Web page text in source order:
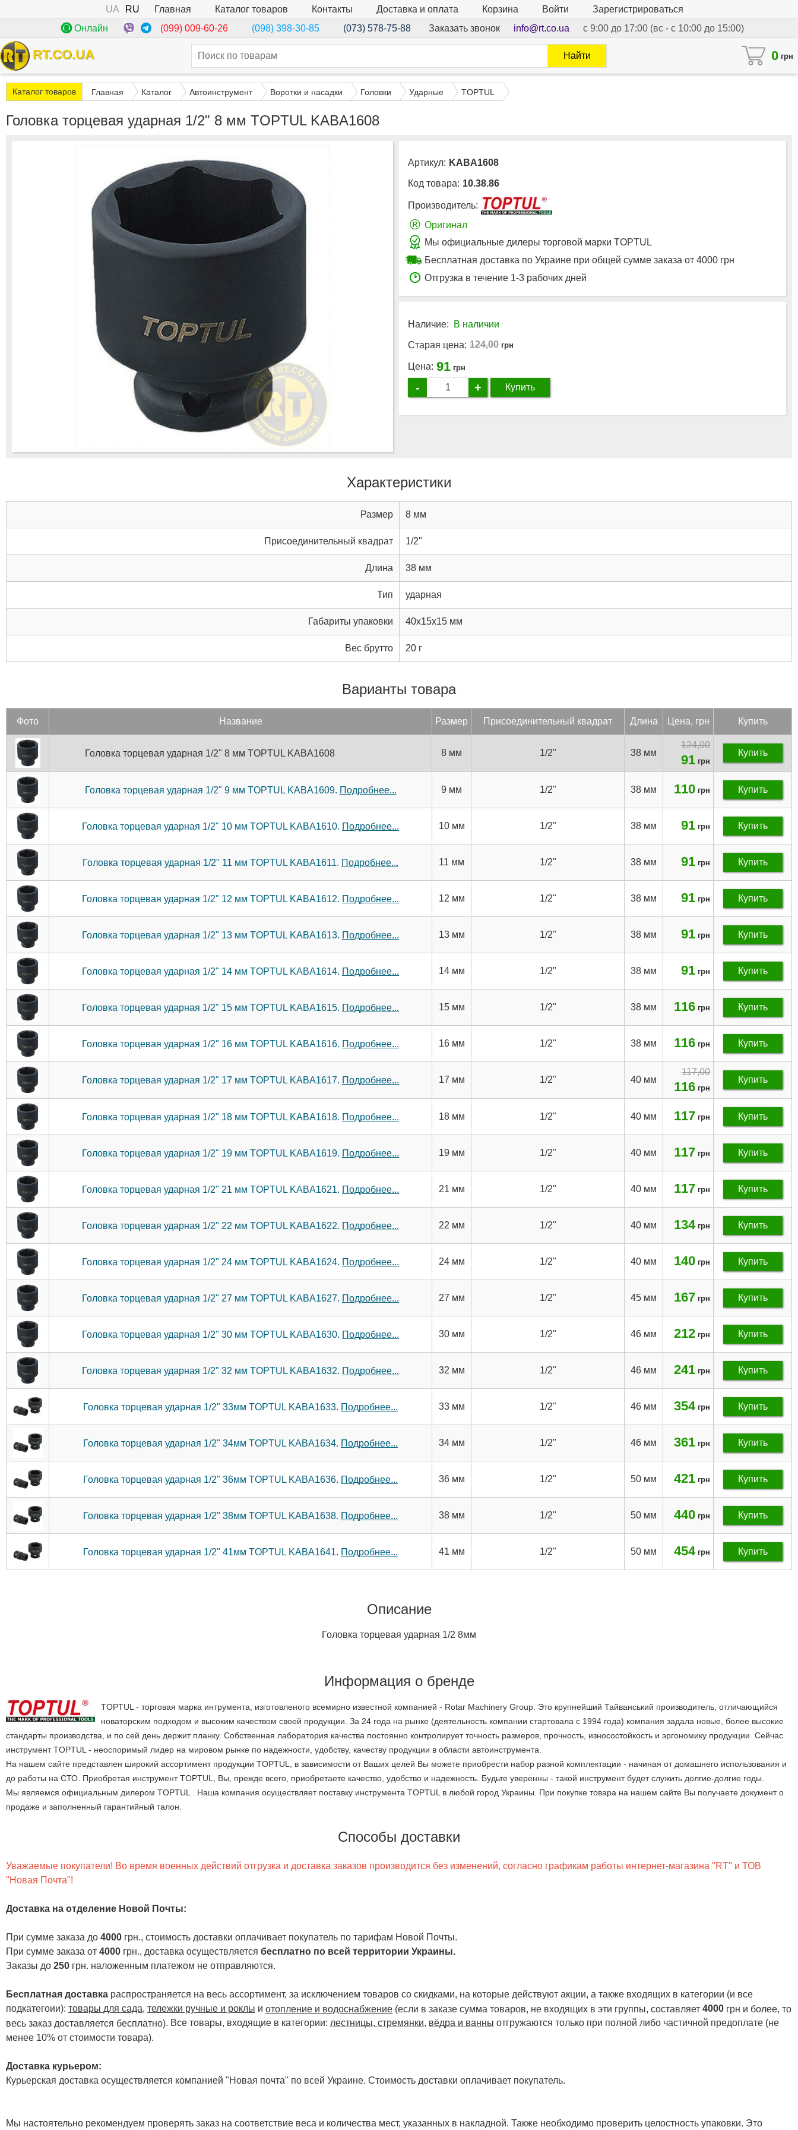
UA RU Главная Каталог товаров Контакты Доставка и оплата Корзина Войти
Зарегистрироваться
Онлайн
(099) 009-60-26 (098) 398-30-85 (073) 578-75-88 Заказать звонок info@rt.co.ua с 9:00 до 17:00 (вс - с 10:00 до 15:00)
RT.CO.UA 0 грн
Найти
Каталог товаров Главная Каталог Автоинструмент Воротки и насадки Головки Ударные TOPTUL
Головка торцевая ударная 1/2" 8 мм TOPTUL KABA1608
Артикул: KABA1608
Код товара: 10.38.86
Производитель:
® Оригинал
Мы официальные дилеры торговой марки TOPTUL
Бесплатная доставка по Украине при общей сумме заказа от 4000 грн
Отгрузка в течение 1-3 рабочих дней
Наличие: В наличии
Старая цена: 124,00 грн
Цена: 91 грн
- + Купить
Характеристики
Размер 8 мм
Присоединительный квадрат 1/2"
Длина 38 мм
Тип ударная
Габариты упаковки 40x15x15 мм
Вес брутто 20 г
Варианты товара
Фото Название Раз­мер При­со­еди­нитель­ный квад­рат Дли­на Цена, грн Купить
Головка торцевая ударная 1/2" 8 мм TOPTUL KABA1608 8 мм 1/2" 38 мм
124,00
91 грн
Купить
Головка торцевая ударная 1/2" 9 мм TOPTUL KABA1609. Подробнее... 9 мм 1/2" 38 мм 110 грн Купить
Головка торцевая ударная 1/2" 10 мм TOPTUL KABA1610. Подробнее... 10 мм 1/2" 38 мм 91 грн Купить
Головка торцевая ударная 1/2" 11 мм TOPTUL KABA1611. Подробнее... 11 мм 1/2" 38 мм 91 грн Купить
Головка торцевая ударная 1/2" 12 мм TOPTUL KABA1612. Подробнее... 12 мм 1/2" 38 мм 91 грн Купить
Головка торцевая ударная 1/2" 13 мм TOPTUL KABA1613. Подробнее... 13 мм 1/2" 38 мм 91 грн Купить
Головка торцевая ударная 1/2" 14 мм TOPTUL KABA1614. Подробнее... 14 мм 1/2" 38 мм 91 грн Купить
Головка торцевая ударная 1/2" 15 мм TOPTUL KABA1615. Подробнее... 15 мм 1/2" 38 мм 116 грн Купить
Головка торцевая ударная 1/2" 16 мм TOPTUL KABA1616. Подробнее... 16 мм 1/2" 38 мм 116 грн Купить
Головка торцевая ударная 1/2" 17 мм TOPTUL KABA1617. Подробнее... 17 мм 1/2" 40 мм
117,00
116 грн
Купить
Головка торцевая ударная 1/2" 18 мм TOPTUL KABA1618. Подробнее... 18 мм 1/2" 40 мм 117 грн Купить
Головка торцевая ударная 1/2" 19 мм TOPTUL KABA1619. Подробнее... 19 мм 1/2" 40 мм 117 грн Купить
Головка торцевая ударная 1/2" 21 мм TOPTUL KABA1621. Подробнее... 21 мм 1/2" 40 мм 117 грн Купить
Головка торцевая ударная 1/2" 22 мм TOPTUL KABA1622. Подробнее... 22 мм 1/2" 40 мм 134 грн Купить
Головка торцевая ударная 1/2" 24 мм TOPTUL KABA1624. Подробнее... 24 мм 1/2" 40 мм 140 грн Купить
Головка торцевая ударная 1/2" 27 мм TOPTUL KABA1627. Подробнее... 27 мм 1/2" 45 мм 167 грн Купить
Головка торцевая ударная 1/2" 30 мм TOPTUL KABA1630. Подробнее... 30 мм 1/2" 46 мм 212 грн Купить
Головка торцевая ударная 1/2" 32 мм TOPTUL KABA1632. Подробнее... 32 мм 1/2" 46 мм 241 грн Купить
Головка торцевая ударная 1/2" 33мм TOPTUL KABA1633. Подробнее... 33 мм 1/2" 46 мм 354 грн Купить
Головка торцевая ударная 1/2" 34мм TOPTUL KABA1634. Подробнее... 34 мм 1/2" 46 мм 361 грн Купить
Головка торцевая ударная 1/2" 36мм TOPTUL KABA1636. Подробнее... 36 мм 1/2" 50 мм 421 грн Купить
Головка торцевая ударная 1/2" 38мм TOPTUL KABA1638. Подробнее... 38 мм 1/2" 50 мм 440 грн Купить
Головка торцевая ударная 1/2" 41мм TOPTUL KABA1641. Подробнее... 41 мм 1/2" 50 мм 454 грн Купить
Описание
Головка торцевая ударная 1/2 8мм
Информация о бренде
TOPTUL - торговая марка интрумента, изготовленого всемирно известной компанией - Rotar Machinery Group. Это крупнейший Тайванський производитель, отличающийся
новаторским подходом и высоким качеством своей продукции. За 24 года на рынке (деятельность компании стартовала с 1994 года) компания задала новые, более высокие
стандарты производства, и по сей день держит планку. Собственная лаборатория качества постоянно контролирует точность размеров, прочность, износостойкость и эргономику продукции. Сейчас
инструмент TOPTUL - неоспоримый лидер на мировом рынке по надежности, удобству, качеству продукции в области автоинструмента.
На нашем сайте представлен широкий ассортимент продукции TOPTUL, в зависимости от Ваших целей Вы можете приобрести набор разной комплектации - начиная от домашнего использования и
до работы на СТО. Приобретая инструмент TOPTUL, Вы, прежде всего, приобретаете качество, удобство и надежность. Будьте уверенны - такой инструмент будет служить долгие-долгие годы.
Мы являемся официальным дилером TOPTUL . Наша компания осуществляет поставку инструмента TOPTUL в любой город Украины. При покупке товара на нашем сайте Вы получаете документ о
продаже и заполненный гарантийный талон.
Способы доставки
Уважаемые покупатели! Во время военных действий отгрузка и доставка заказов производится без изменений, согласно графикам работы интернет-магазина "RT" и ТОВ
"Новая Почта"!
Доставка на отделение Новой Почты:
При сумме заказа до 4000 грн., стоимость доставки оплачивает покупатель по тарифам Новой Почты.
При сумме заказа от 4000 грн., доставка осуществляется бесплатно по всей территории Украины.
Заказы до 250 грн. наложенным платежом не отправляются.
Бесплатная доставка распространяется на весь ассортимент, за исключением товаров со скидками, на которые действуют акции, а также входящих в категории (и все
подкатегоии): товары для сада, тележки ручные и роклы и отопление и водоснабжение (если в заказе сумма товаров, не входящих в эти группы, составляет 4000 грн и более, то
весь заказ доставляется бесплатно). Все товары, входящие в категории: лестницы, стремянки, вёдра и ванны отгружаются только при полной либо частичной предоплате (не
менее 10% от стоимости товара).
Доставка курьером:
Курьерская доставка осуществляется компанией "Новая почта" по всей Украине. Стоимость доставки оплачивает покупатель.
Мы настоятельно рекомендуем проверять заказ на соответствие веса и количества мест, указанных в накладной. Также необходимо проверить целостность упаковки. Это